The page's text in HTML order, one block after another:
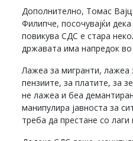
Дополнително, Томас
Филипче, посочувајќи дека
повикува СДС е стара
државата има напредок
Лажеа за мигранти, лажеа
пензиите, за платите, за
не лажеа и беа
манипулира јавноста за
треба да престане со лаги